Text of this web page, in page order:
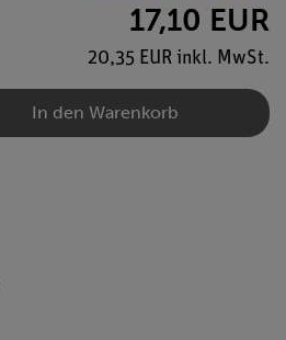
17,10 EUR
20,35 EUR inkl. MwSt.
In den Warenkorb